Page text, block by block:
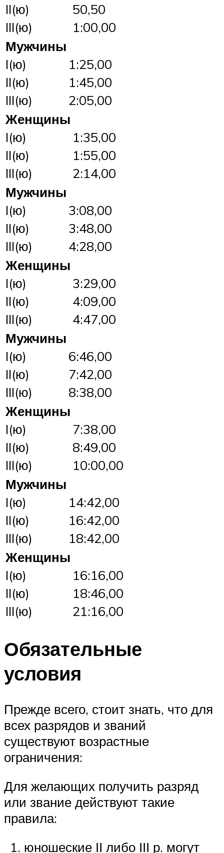
II(ю)
50,50
III(ю)
1:00,00
Мужчины
I(ю)
1:25,00
II(ю)
1:45,00
III(ю)
2:05,00
Женщины
I(ю)
1:35,00
II(ю)
1:55,00
III(ю)
2:14,00
Мужчины
I(ю)
3:08,00
II(ю)
3:48,00
III(ю)
4:28,00
Женщины
I(ю)
3:29,00
II(ю)
4:09,00
III(ю)
4:47,00
Мужчины
I(ю)
6:46,00
II(ю)
7:42,00
III(ю)
8:38,00
Женщины
I(ю)
7:38,00
II(ю)
8:49,00
III(ю)
10:00,00
Мужчины
I(ю)
14:42,00
II(ю)
16:42,00
III(ю)
18:42,00
Женщины
I(ю)
16:16,00
II(ю)
18:46,00
III(ю)
21:16,00
Обязательные
условия
Прежде всего, стоит знать, что для
всех разрядов и званий
существуют возрастные
ограничения:
Для желающих получить разряд
или звание действуют такие
правила:
юношеские ІІ либо ІІІ р. могут